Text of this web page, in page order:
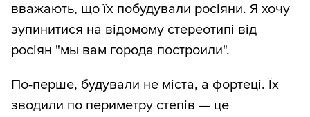
вважають, що їх побудували росіяни. Я хочу
зупинитися на відомому стереотипі від
росіян "мы вам города построили".
По-перше, будували не міста, а фортеці. Їх
зводили по периметру степів — це